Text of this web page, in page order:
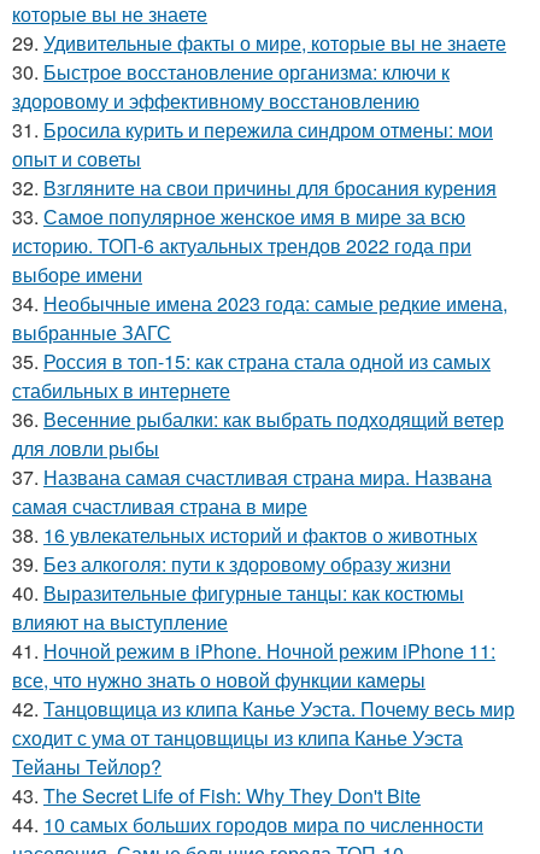
которые вы не знаете
29. Удивительные факты о мире, которые вы не знаете
30. Быстрое восстановление организма: ключи к
здоровому и эффективному восстановлению
31. Бросила курить и пережила синдром отмены: мои
опыт и советы
32. Взгляните на свои причины для бросания курения
33. Самое популярное женское имя в мире за всю
историю. ТОП-6 актуальных трендов 2022 года при
выборе имени
34. Необычные имена 2023 года: самые редкие имена,
выбранные ЗАГС
35. Россия в топ-15: как страна стала одной из самых
стабильных в интернете
36. Весенние рыбалки: как выбрать подходящий ветер
для ловли рыбы
37. Названа самая счастливая страна мира. Названа
самая счастливая страна в мире
38. 16 увлекательных историй и фактов о животных
39. Без алкоголя: пути к здоровому образу жизни
40. Выразительные фигурные танцы: как костюмы
влияют на выступление
41. Ночной режим в iPhone. Ночной режим iPhone 11:
все, что нужно знать о новой функции камеры
42. Танцовщица из клипа Канье Уэста. Почему весь мир
сходит с ума от танцовщицы из клипа Канье Уэста
Тейаны Тейлор?
43. The Secret Life of Fish: Why They Don't Bite
44. 10 самых больших городов мира по численности